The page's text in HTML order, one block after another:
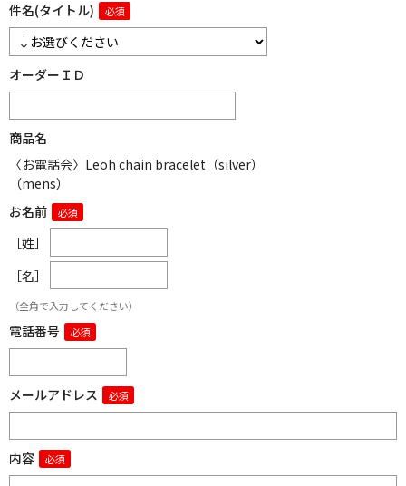
件名(タイトル)
オーダーＩＤ
商品名
〈お電話会〉Leoh chain bracelet（silver）
（mens）
お名前
［姓］
［名］
（全角で入力してください）
電話番号
メールアドレス
内容